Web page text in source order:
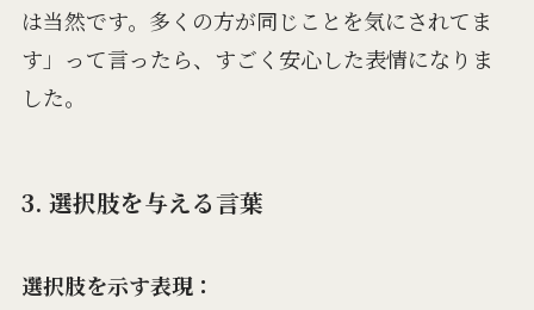
は当然です。多くの方が同じことを気にされてま
す」って言ったら、すごく安心した表情になりま
した。
3. 選択肢を与える言葉
選択肢を示す表現：